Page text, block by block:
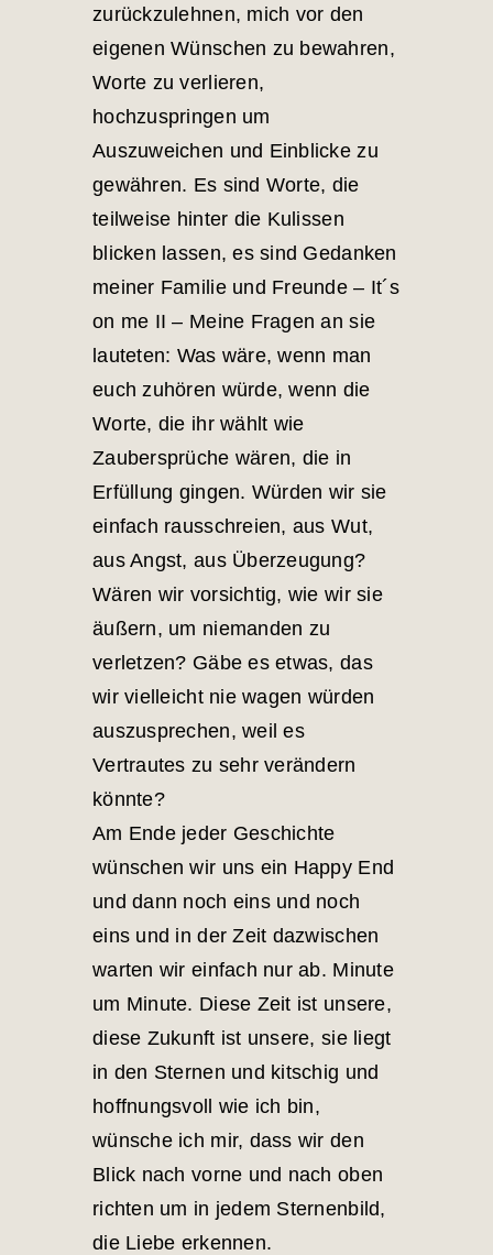
zurückzulehnen, mich vor den
eigenen Wünschen zu bewahren,
Worte zu verlieren,
hochzuspringen um
Auszuweichen und Einblicke zu
gewähren. Es sind Worte, die
teilweise hinter die Kulissen
blicken lassen, es sind Gedanken
meiner Familie und Freunde – It´s
on me II – Meine Fragen an sie
lauteten: Was wäre, wenn man
euch zuhören würde, wenn die
Worte, die ihr wählt wie
Zaubersprüche wären, die in
Erfüllung gingen. Würden wir sie
einfach rausschreien, aus Wut,
aus Angst, aus Überzeugung?
Wären wir vorsichtig, wie wir sie
äußern, um niemanden zu
verletzen? Gäbe es etwas, das
wir vielleicht nie wagen würden
auszusprechen, weil es
Vertrautes zu sehr verändern
könnte?
Am Ende jeder Geschichte
wünschen wir uns ein Happy End
und dann noch eins und noch
eins und in der Zeit dazwischen
warten wir einfach nur ab. Minute
um Minute. Diese Zeit ist unsere,
diese Zukunft ist unsere, sie liegt
in den Sternen und kitschig und
hoffnungsvoll wie ich bin,
wünsche ich mir, dass wir den
Blick nach vorne und nach oben
richten um in jedem Sternenbild,
die Liebe erkennen.